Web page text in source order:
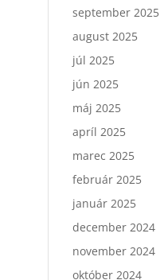
september 2025
august 2025
júl 2025
jún 2025
máj 2025
apríl 2025
marec 2025
február 2025
január 2025
december 2024
november 2024
október 2024